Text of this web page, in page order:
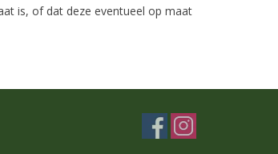
is, of dat deze eventueel op maat